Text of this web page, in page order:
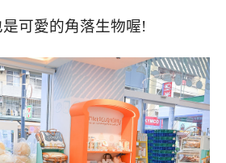
可愛的角落生物喔!